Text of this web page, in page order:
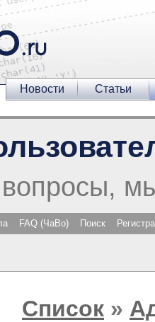
Новости Статьи
FAQ (ЧаВо) Поиск
Список »